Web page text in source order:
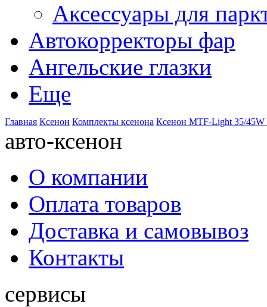
Аксессуары для
Автокорректоры фар
Ангельские глазки
Еще
Главная Ксенон Комплекты ксенона Ксенон MTF-Light 35/
авто-ксенон
О компании
Оплата товаров
Доставка и самовывоз
Контакты
сервисы